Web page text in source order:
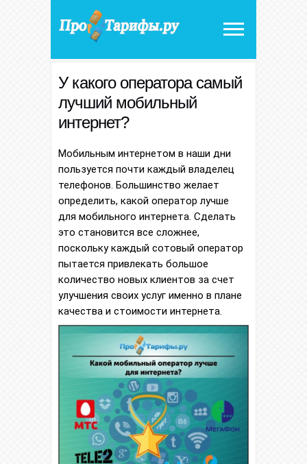
У какого оператора самый
лучший мобильный
интернет?
Мобильным интернетом в наши дни
пользуется почти каждый владелец
телефонов. Большинство желает
определить, какой оператор лучше
для мобильного интернета. Сделать
это становится все сложнее,
поскольку каждый сотовый оператор
пытается привлекать большое
количество новых клиентов за счет
улучшения своих услуг именно в плане
качества и стоимости интернета.